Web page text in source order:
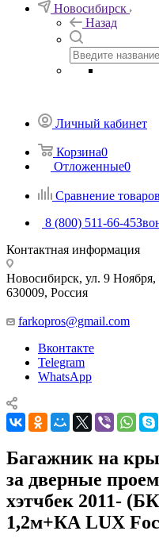
Новосибирск
Назад
Личный кабинет
Корзина0
Отложенные0
Сравнение товаров
8 (800) 511-66-45
Контактная информация
Новосибирск, ул. 9 Ноября,
630009, Россия
farkopros@gmail.com
Вконтакте
Telegram
WhatsApp
Багажник на
за дверные
хэтчбек 2011-
1,2м+КА LUX